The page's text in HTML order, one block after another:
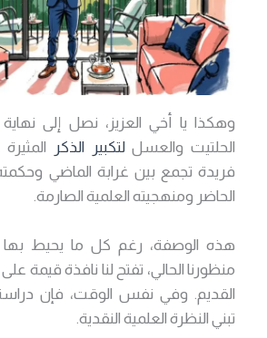
وهكذا يا أخي العزيز، نصل إلى
الحلتيت والعسللتكبير الذكر
فريدة تجمع بين غرابة الماضي
الحاضر ومنهجيته العلمية الصارمة.
هذه الوصفة، رغم كل ما يحيط
منظورنا الحالي، تفتح لنا نافذة قيمة
القديم. وفي نفس الوقت، فإن
تبني النظرة العلمية النقدية.